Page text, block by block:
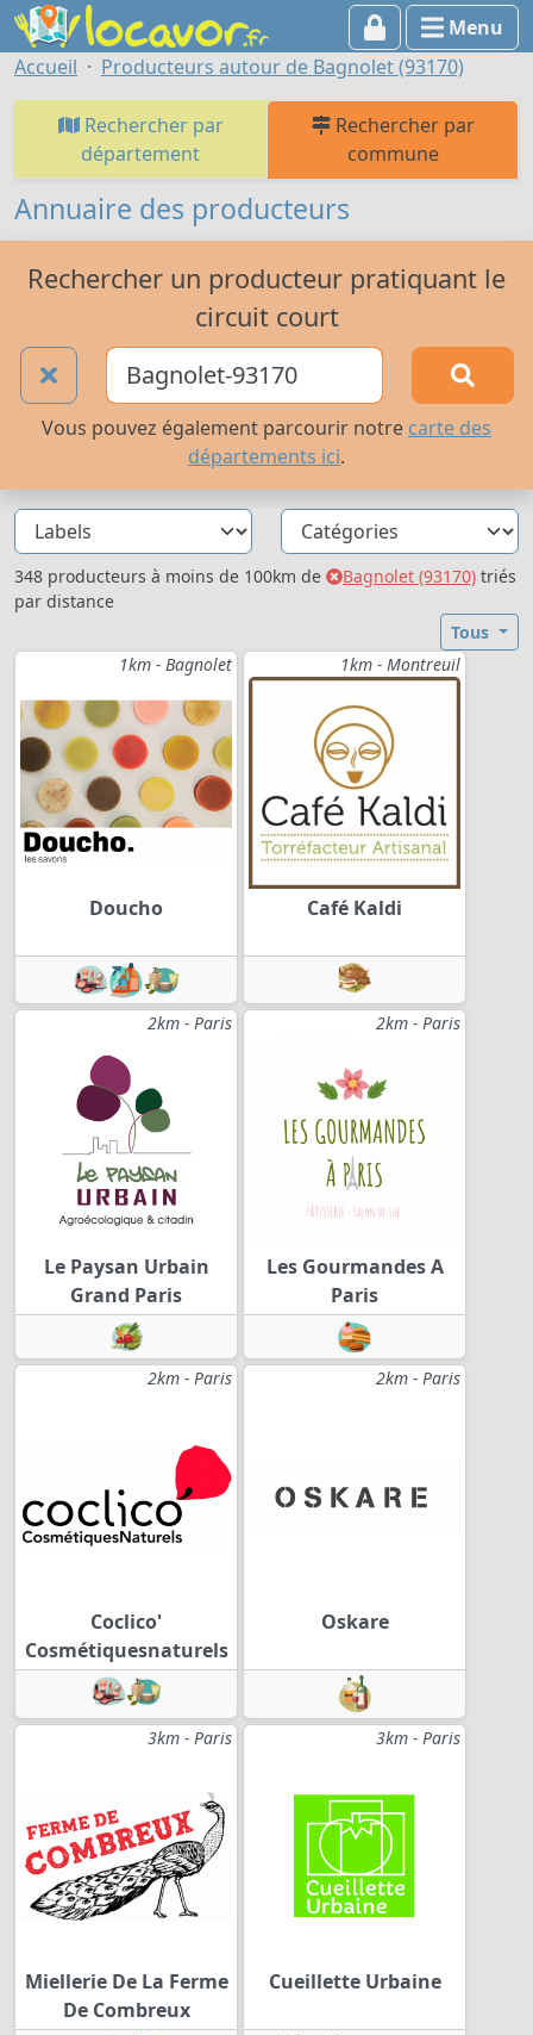
Menu
Accueil
Producteurs autour de Bagnolet (93170)
Rechercher par
département
Rechercher par
commune
Annuaire des producteurs
Rechercher un producteur pratiquant le
circuit court
Vous pouvez également parcourir notre carte des
départements ici.
348 producteurs à moins de 100km de Bagnolet (93170) triés
par distance
Tous
1km - Bagnolet
Doucho
1km - Montreuil
Café Kaldi
2km - Paris
Le Paysan Urbain
Grand Paris
2km - Paris
Les Gourmandes A
Paris
2km - Paris
Coclico'
Cosmétiquesnaturels
2km - Paris
Oskare
3km - Paris
Miellerie De La Ferme
De Combreux
3km - Paris
Cueillette Urbaine